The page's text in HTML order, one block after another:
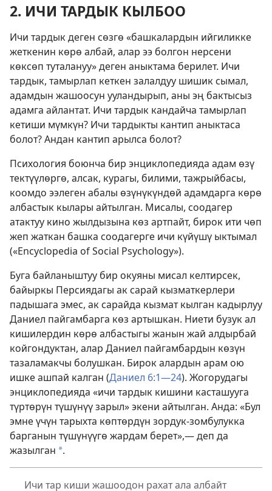
2. ИЧИ ТАРДЫК КЫЛБОО
Ичи тардык деген сөзгө «башкалардын ийгиликке
жеткенин көрө албай, алар ээ болгон нерсени
көксөп туталануу» деген аныктама берилет. Ичи
тардык, тамырлап кеткен залалдуу шишик сымал,
адамдын жашоосун ууландырып, аны эң бактысыз
адамга айлантат. Ичи тардык кандайча тамырлап
кетиши мүмкүн? Ичи тардыкты кантип аныктаса
болот? Андан кантип арылса болот?
Психология боюнча бир энциклопедияда адам өзү
тектүүлөргө, алсак, курагы, билими, тажрыйбасы,
коомдо ээлеген абалы өзүнүкүндөй адамдарга көрө
албастык кылары айтылган. Мисалы, соодагер
атактуу кино жылдызына көз артпайт, бирок ити чөп
жеп жаткан башка соодагерге ичи күйүшү ыктымал
(«Encyclopedia of Social Psychology»).
Буга байланыштуу бир окуяны мисал келтирсек,
байыркы Персиядагы ак сарай кызматкерлери
падышага эмес, ак сарайда кызмат кылган кадырлуу
Даниел пайгамбарга көз артышкан. Ниети бузук ал
кишилердин көрө албастыгы жанын жай алдырбай
койгондуктан, алар Даниел пайгамбардын көзүн
тазаламакчы болушкан. Бирок алардын арам ою
ишке ашпай калган (Даниел 6:1—24). Жогорудагы
энциклопедияда «ичи тардык кишини касташууга
түртөрүн түшүнүү зарыл» экени айтылган. Анда: «Бул
эмне үчүн тарыхта көптөрдүн зордук-зомбулукка
барганын түшүнүүгө жардам берет»,— деп да
жазылган *.
Ичи тар киши жашоодон рахат ала албайт